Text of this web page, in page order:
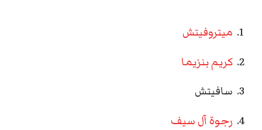
ميتروفيتش
كريم بنزيما
سافيتش
رجوة آل سيف